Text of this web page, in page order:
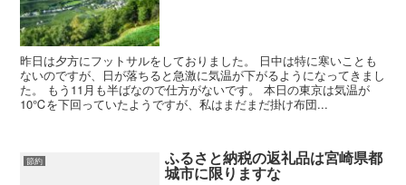
昨日は夕方にフットサルをしておりました。 日中は特に寒いことも
ないのですが、日が落ちると急激に気温が下がるようになってきまし
た。 もう11月も半ばなので仕方がないです。 本日の東京は気温が
10℃を下回っていたようですが、私はまだまだ掛け布団...
節約 ふるさと納税の返礼品は宮崎県都
城市に限りますな